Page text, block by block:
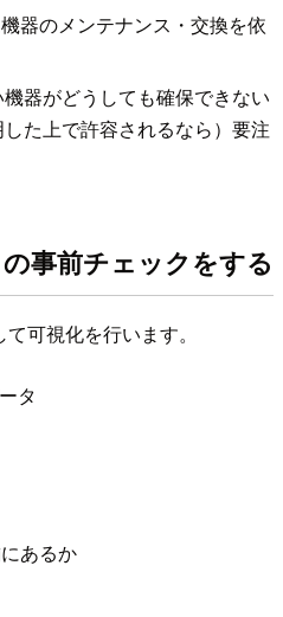
器のメンテナンス・交換を依
器がどうしても確保できない
た上で許容されるなら）要注
事前チェックをする
可視化を行います。
タ
あるか